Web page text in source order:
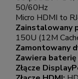
50/60Hz
Micro HDMI to
Zainstalowany
150U (12M
Zamontowany
Zawiera
Złącze